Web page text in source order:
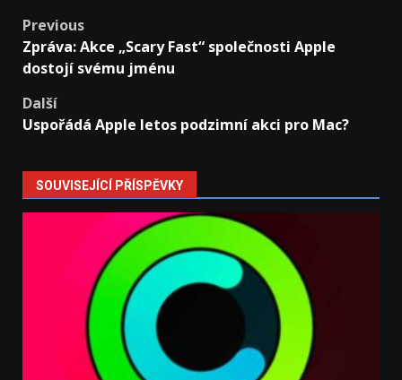
Post
navigation
Previous
Zpráva: Akce „Scary Fast“ společnosti Apple
dostojí svému jménu
Další
Uspořádá Apple letos podzimní akci pro Mac?
SOUVISEJÍCÍ PŘÍSPĚVKY